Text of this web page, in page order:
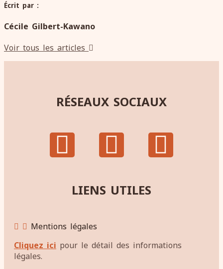
Écrit par :
Cécile Gilbert-Kawano
Voir tous les articles
RÉSEAUX SOCIAUX
LIENS UTILES
Mentions légales
Cliquez ici pour le détail des informations
légales.